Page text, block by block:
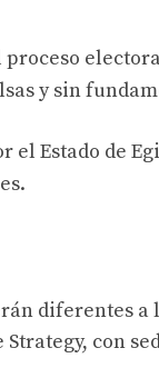
y sin
Estado de
diferentes a
con